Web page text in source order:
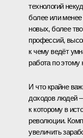
технологий
более или
новых, более
профессий,
к чему ведёт
работа по этому
И что крайне
доходов людей –
к которому в
революции.
увеличить